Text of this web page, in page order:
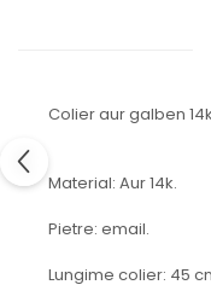
Colier aur galben
Material: Aur 14k.
Pietre: email.
Lungime colier: 45